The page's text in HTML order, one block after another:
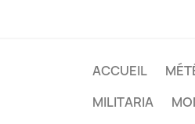
ACCUEIL
MILITARIA